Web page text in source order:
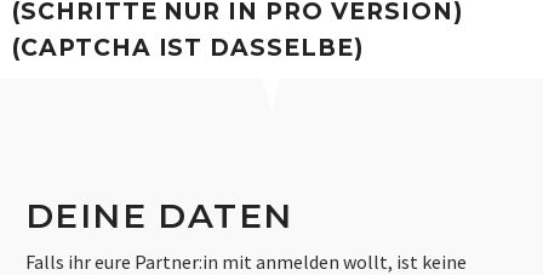
(SCHRITTE NUR IN PRO VERSION)
(CAPTCHA IST DASSELBE)
DEINE DATEN
Falls ihr eure Partner:in mit anmelden wollt, ist keine